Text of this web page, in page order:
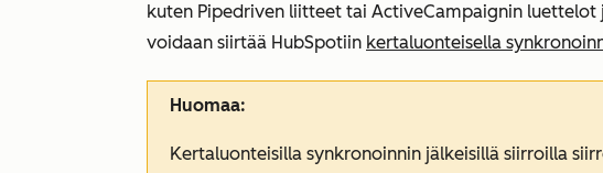
kuten Pipedriven liitteet tai ActiveCampaignin
voidaan siirtää HubSpotiin kertaluonteisella
Huomaa:
Kertaluonteisilla synkronoinnin jälkeisillä siirroilla